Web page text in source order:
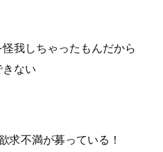
我しちゃったもんだから
ない
求不満が募っている！